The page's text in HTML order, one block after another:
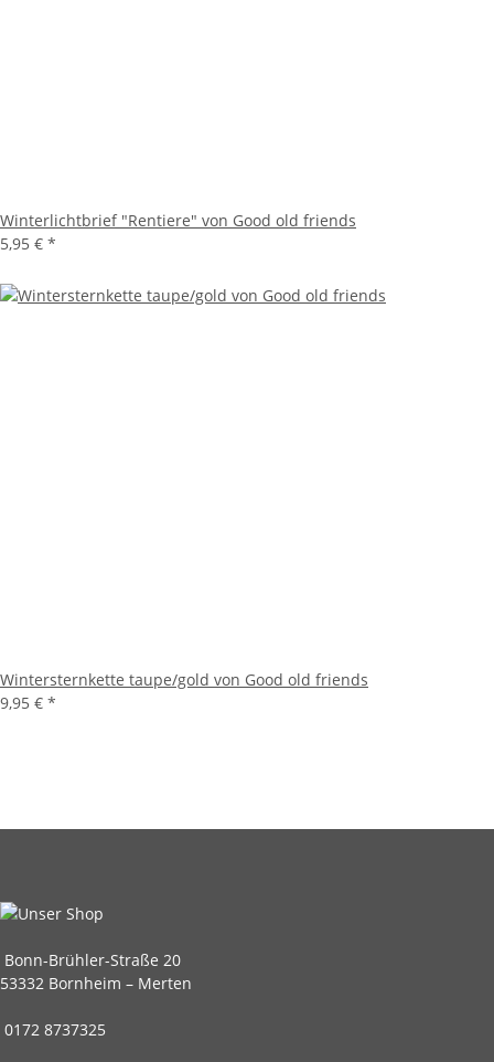
Winterlichtbrief "Rentiere" von Good old friends
5,95 € *
Wintersternkette taupe/gold von Good old friends
9,95 € *
Bonn-Brühler-Straße 20
53332 Bornheim – Merten
0172 8737325